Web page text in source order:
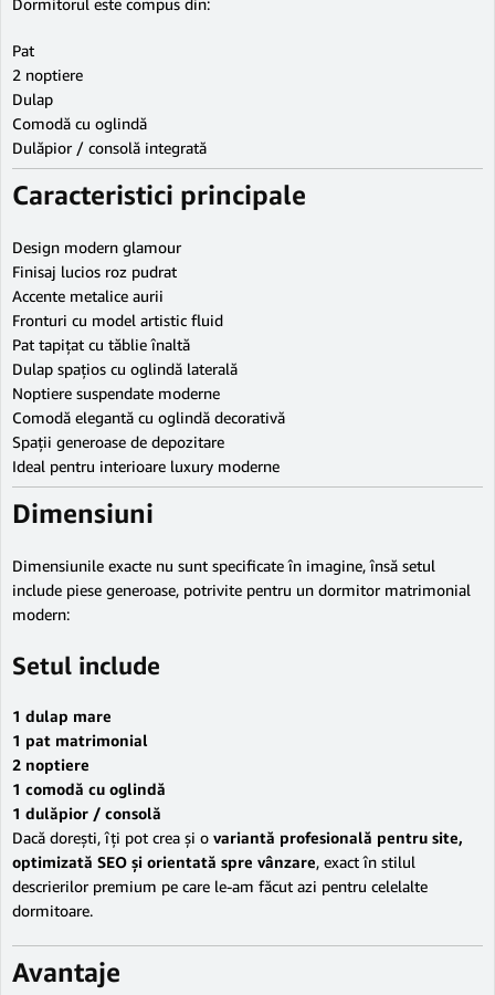
Dormitorul este compus din:
Pat
2 noptiere
Dulap
Comodă cu oglindă
Dulăpior / consolă integrată
Caracteristici principale
Design modern glamour
Finisaj lucios roz pudrat
Accente metalice aurii
Fronturi cu model artistic fluid
Pat tapițat cu tăblie înaltă
Dulap spațios cu oglindă laterală
Noptiere suspendate moderne
Comodă elegantă cu oglindă decorativă
Spații generoase de depozitare
Ideal pentru interioare luxury moderne
Dimensiuni
Dimensiunile exacte nu sunt specificate în imagine, însă setul
include piese generoase, potrivite pentru un dormitor matrimonial
modern:
Setul include
1 dulap mare
1 pat matrimonial
2 noptiere
1 comodă cu oglindă
1 dulăpior / consolă
Dacă dorești, îți pot crea și o variantă profesională pentru site,
optimizată SEO și orientată spre vânzare, exact în stilul
descrierilor premium pe care le-am făcut azi pentru celelalte
dormitoare.
Avantaje